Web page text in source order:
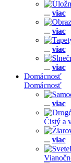
... viac
... viac
... viac
... viac
Domácnosť
Domácnosť
... viac
Čistý a
... viac